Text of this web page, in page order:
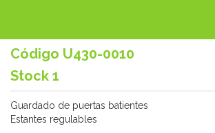
Código U430-0010
Stock 1
Guardado de puertas batientes
Estantes regulables